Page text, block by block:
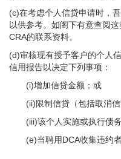
(c)在考虑个人信贷申请时，
以供参考。如阁下有意查阅
CRA的联系资料。
(d)审核现有授予客户的个人
信用报告以决定下列事项：
(i)增加信贷金额；或
(ii)限制信贷（包括取消
(iii)该个人实施或执行债
(e)当聘用DCA收集违约